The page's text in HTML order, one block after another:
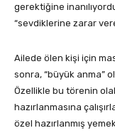
gerektiğine
“sevdiklerine zarar
Ailede ölen kişi için
sonra, “büyük anma”
Özellikle bu törenin
hazırlanmasına
özel hazırlanmış